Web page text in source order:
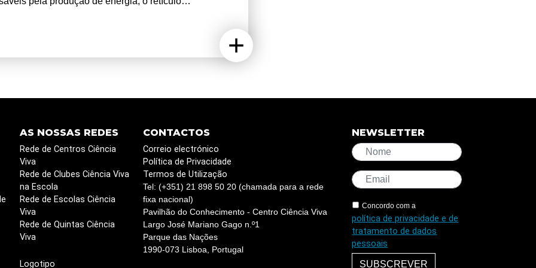
e lípidos, e o lisossoma degrada
A comunicação entre estes organelos é
esta comunicação torna-se progressivamente
devido à acumulação de proteínas com estrutura
celular, promovendo um ciclo de danos que
o surgimento de diversas patologias. O estudo
de estratégias que possam mitigar os efeitos
longo do tempo. Esta atividade propõe
diversas metodologias empregadas na
alunos terão a oportunidade de visualizar
atividade. Irão aprender a analisar resultados e a
a sua experiência laboratorial numa sessão
de outros estágios no MIA-Portugal.
AS NOSSAS REDES
Rede de Centros Ciência
Viva
Rede de Clubes Ciência Viva
na Escola
Rede de Escolas Ciência
Viva
Rede de Quintas Ciência
Viva
Logotipo
CONTACTOS
Correio electrónico
Política de Privacidade
Termos de Utilização
Tel: (+351) 21 898 50 20 (chamada para a rede
fixa nacional)
Pavilhão do Conhecimento - Centro Ciência Viva
Largo José Mariano Gago n.º1
Parque das Nações
1990-073 Lisboa, Portugal
NEWSLETTER
Concordo com a
política de privacidade e de
tratamento de dados
pessoais
SUBSCREVER